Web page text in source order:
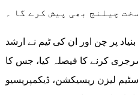
چیلنج بھی پیش کرے گا ۔
پر چن اور ان کی ٹیم نے ارشد
کرنے کا فیصلہ کیا، جس کا
لیزن ریسیکشن، ڈیکمپریسیو